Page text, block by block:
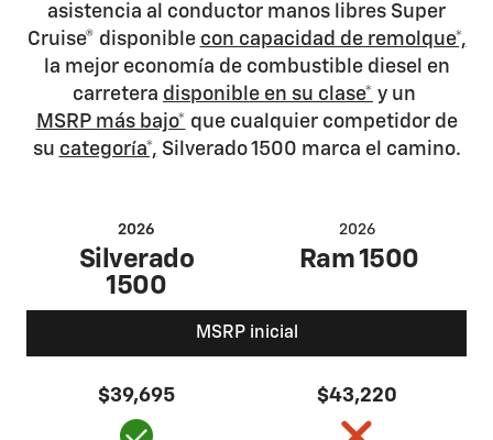
asistencia al conductor manos libres Super
Cruise® disponible con capacidad de remolque*,
la mejor economía de combustible diesel en
carretera disponible en su clase* y un
MSRP más bajo* que cualquier competidor de
su categoría*, Silverado 1500 marca el camino.
2026
Silverado
1500
2026
Ram 1500
MSRP inicial
$39,695 $43,220